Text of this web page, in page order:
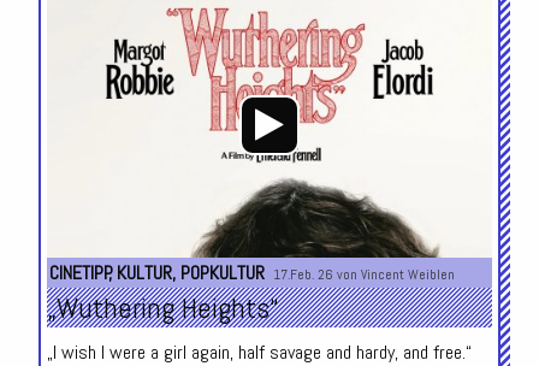
Player
CINETIPP,KULTUR, POPKULTUR 17.Feb. 26 von Vincent Weiblen
„Wuthering Heights“
„I wish I were a girl again, half savage and hardy, and free.“